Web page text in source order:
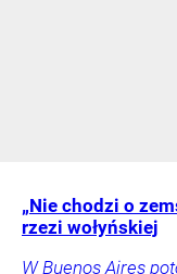
„Nie chodzi o
rzezi wołyńskiej
W Buenos Aires